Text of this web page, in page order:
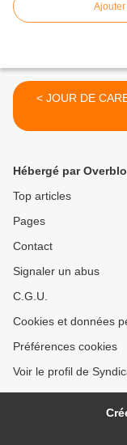
< JOUR DE
Hébergé par
Top articles
Pages
Contact
Signaler un abus
C.G.U.
Cookies et données
Préférences cookies
Voir le profil de